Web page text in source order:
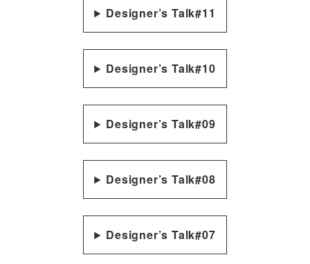
Designer’s Talk#11
Designer’s Talk#10
Designer’s Talk#09
Designer’s Talk#08
Designer’s Talk#07